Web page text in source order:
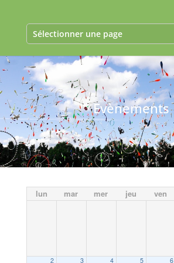
Sélectionner une page
Evènements
lun mar mer jeu ven
2 3 4 5 6